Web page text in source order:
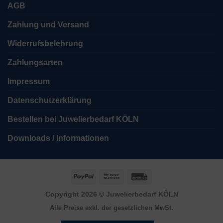
AGB
Zahlung und Versand
Widerrufsbelehrung
Zahlungsarten
Impressum
Datenschutzerklärung
Bestellen bei Juwelierbedarf KÖLN
Downloads / Informationen
PayPal
Bank
Copyright 2026 © Juwelierbedarf KÖLN
Alle Preise exkl. der gesetzlichen MwSt.